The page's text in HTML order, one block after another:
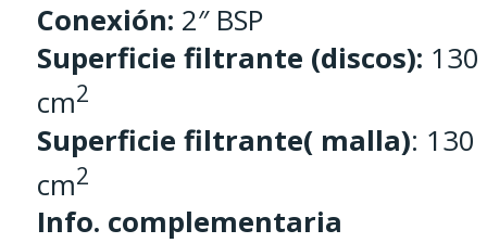
Conexión: 2″ BSP
Superficie filtrante (discos): 130
cm2
Superficie filtrante( malla): 130
cm2
Info. complementaria